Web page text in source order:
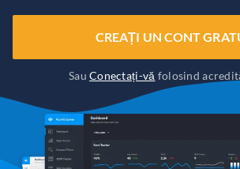
CREAȚI UN CONT
SauConectați-vă folosind